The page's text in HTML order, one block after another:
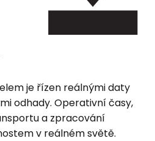
je řízen reálnými daty
odhady. Operativní časy,
a zpracování
v reálném světě.